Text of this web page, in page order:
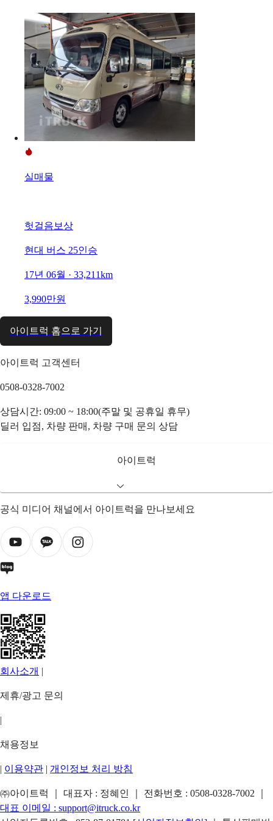
실매물
헛걸음보상
현대 버스 25인승
17년 06월 · 33,211km
3,990만원
아이트럭 홈으로 가기
아이트럭 고객센터
0508-0328-7002
상담시간: 09:00 ~ 18:00(주말 및 공휴일 휴무)
딜러 입점, 차량 판매, 차량 구매 문의 상담
아이트럭
공식 미디어 채널에서 아이트럭을 만나보세요
앱 다운로드
회사소개 |
제휴/광고 문의
|
채용정보
| 이용약관 | 개인정보 처리 방침
㈜아이트럭 ｜ 대표자 : 정혜인 ｜ 전화번호 : 0508-0328-7002
대표 이메일 : support@itruck.co.kr